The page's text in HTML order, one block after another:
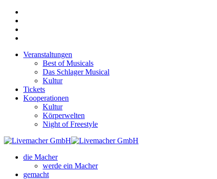
Veranstaltungen
Best of Musicals
Das Schlager Musical
Kultur
Tickets
Kooperationen
Kultur
Körperwelten
Night of Freestyle
die Macher
werde ein Macher
gemacht